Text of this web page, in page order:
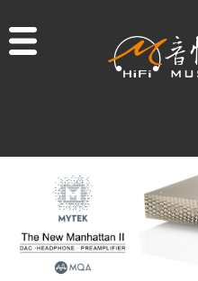
商品一覽
二手專區